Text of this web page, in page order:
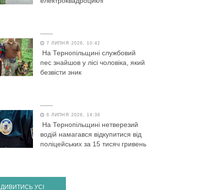
7 ЛИПНЯ 2026, 10:42
На Тернопільщині службовий
пес знайшов у лісі чоловіка, який
безвісти зник
6 ЛИПНЯ 2026, 14:36
На Тернопільщині нетверезий
водій намагався відкупитися від
поліцейських за 15 тисяч гривень
ДИВИТИСЬ УСІ